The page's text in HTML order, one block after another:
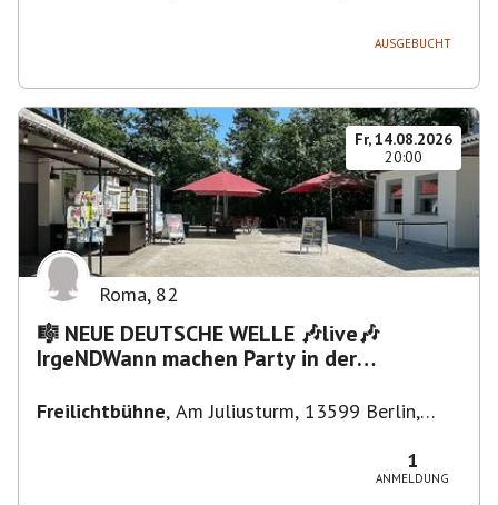
AUSGEBUCHT
Fr, 14.08.2026
20:00
Roma, 82
🎼 NEUE DEUTSCHE WELLE 🎶live🎶
IrgeNDWann machen Party in der
Freilichtbühne, Am Juliusturm, 13599 Berlin,
1
ANMELDUNG